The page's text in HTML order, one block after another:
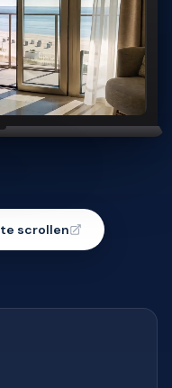
scrollen